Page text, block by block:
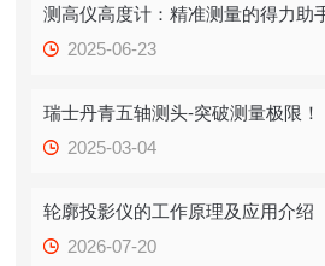
测高仪高度计：精准测量的得力助
2025-06-23
瑞士丹青五轴测头-突破测量极限！
2025-03-04
轮廓投影仪的工作原理及应用介绍
2026-07-20